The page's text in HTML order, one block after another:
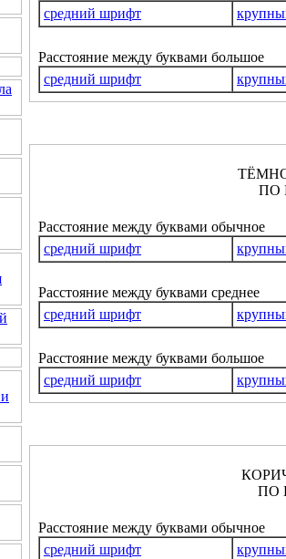
средний шрифт
Расстояние между буквами большое
средний шрифт
ПО
Расстояние между буквами обычное
средний шрифт
Расстояние между буквами среднее
средний шрифт
Расстояние между буквами большое
средний шрифт
ПО
Расстояние между буквами обычное
средний шрифт